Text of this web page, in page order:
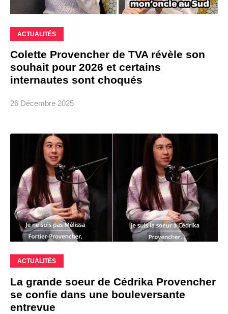
ACTUALITÉS
Colette Provencher de TVA révèle son
souhait pour 2026 et certains
internautes sont choqués
26 Décembre 2025
ACTUALITÉS
La grande soeur de Cédrika Provencher
se confie dans une bouleversante
entrevue